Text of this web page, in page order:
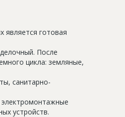
является готовая
После
цикла: земляные,
санитарно-
электромонтажные
устройств.